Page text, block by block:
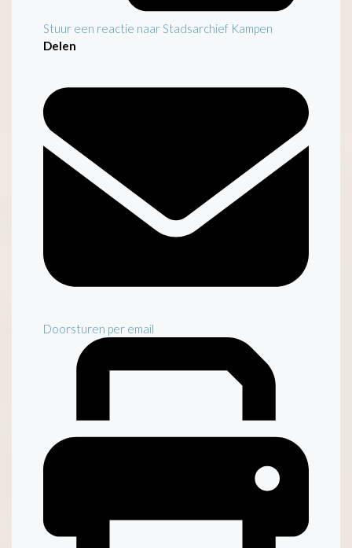
Stuur een reactie naar Stadsarchief Kampen
Delen
Doorsturen per email